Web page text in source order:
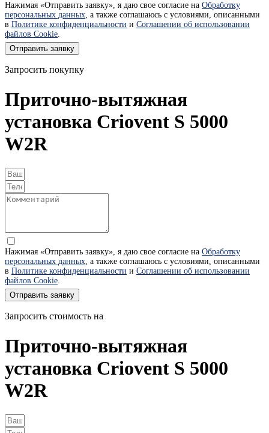
Нажимая «Отправить заявку», я даю свое согласие на Обработку
персональных данных, а также соглашаюсь с условиями, описанными
в Политике конфиденциальности и Соглашении об использовании
файлов Cookie.
Отправить заявку
Запросить покупку
Приточно-вытяжная
установка Criovent S 5000
W2R
Нажимая «Отправить заявку», я даю свое согласие на Обработку
персональных данных, а также соглашаюсь с условиями, описанными
в Политике конфиденциальности и Соглашении об использовании
файлов Cookie.
Отправить заявку
Запросить стоимость на
Приточно-вытяжная
установка Criovent S 5000
W2R